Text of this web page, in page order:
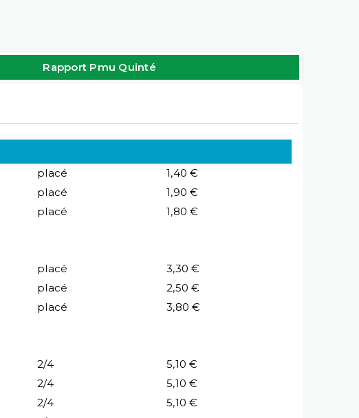
Rapport Pmu Quinté
placé
1,40 €
placé
1,90 €
placé 1,80 €
placé
3,30 €
placé
2,50 €
placé 3,80 €
2/4
5,10 €
2/4
5,10 €
2/4
5,10 €